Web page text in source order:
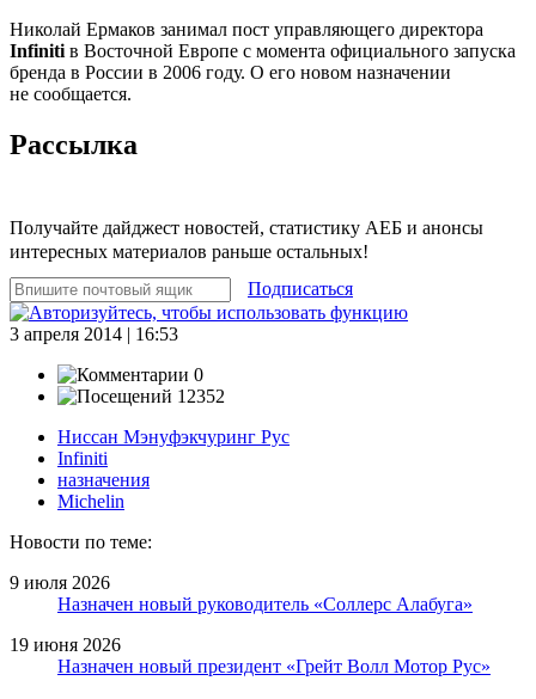
Николай Ермаков занимал пост управляющего директора
Infiniti в Восточной Европе с момента официального запуска
бренда в России в 2006 году. О его новом назначении
не сообщается.
Рассылка
Получайте дайджест новостей, статистику АЕБ и анонсы
интересных материалов раньше остальных!
Подписаться
3 апреля 2014 | 16:53
0
12352
Ниссан Мэнуфэкчуринг Рус
Infiniti
назначения
Michelin
Новости по теме:
9 июля 2026
Назначен новый руководитель «Соллерс Алабуга»
19 июня 2026
Назначен новый президент «Грейт Волл Мотор Рус»